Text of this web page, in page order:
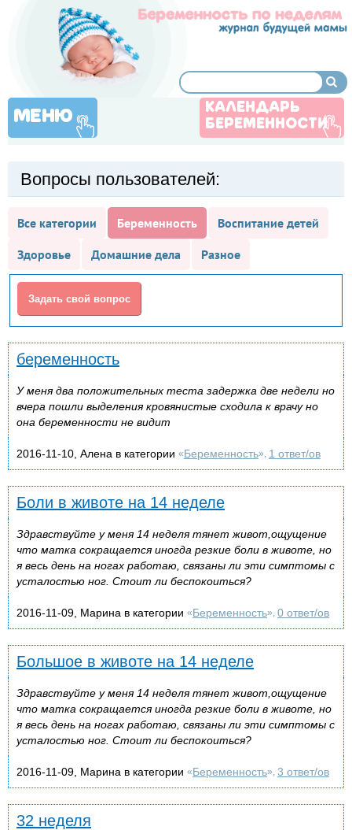
МЕНЮ
КАЛЕНДАРЬ
БЕРЕМЕННОСТИ
Вопросы пользователей:
Все категории Беременность
Воспитание детей
Здоровье
Домашние дела Разное
Задать свой вопрос
беременность
У меня два положительных теста задержка две недели но
вчера пошли выделения кровянистые сходила к врачу но
она беременности не видит
2016-11-10, Алена в категории «Беременность», 1 ответ/ов
Боли в животе на 14 неделе
Здравствуйте у меня 14 неделя тянет живот,ощущение
что матка сокращается иногда резкие боли в животе, но
я весь день на ногах работаю, связаны ли эти симптомы с
усталостью ног. Стоит ли беспокоиться?
2016-11-09, Марина в категории «Беременность», 0 ответ/ов
Большое в животе на 14 неделе
Здравствуйте у меня 14 неделя тянет живот,ощущение
что матка сокращается иногда резкие боли в животе, но
я весь день на ногах работаю, связаны ли эти симптомы с
усталостью ног. Стоит ли беспокоиться?
2016-11-09, Марина в категории «Беременность», 3 ответ/ов
32 неделя